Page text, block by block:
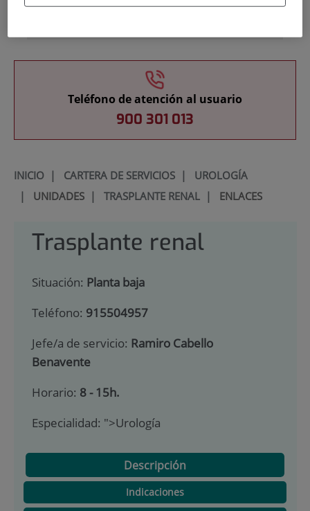
Teléfono de atención al usuario
900 301 013
INICIO| CARTERA DE SERVICIOS| UROLOGÍA
| UNIDADES| TRASPLANTE RENAL| ENLACES
Trasplante renal
Situación: Planta baja
Teléfono: 915504957
Jefe/a de servicio: Ramiro Cabello
Benavente
Horario: 8 - 15h.
Especialidad: ">Urología
Descripción
Indicaciones